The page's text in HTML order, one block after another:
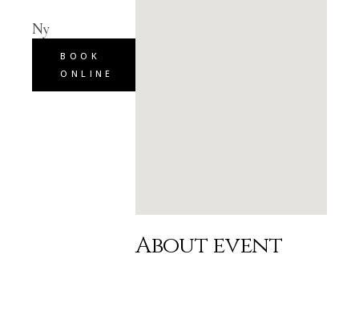
Ny
BOOK
ONLINE
About event